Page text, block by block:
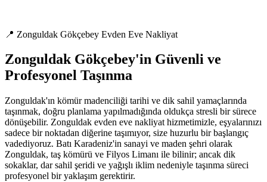
📍 Zonguldak Gökçebey Evden Eve Nakliyat
Zonguldak Gökçebey'in Güvenli ve
Profesyonel Taşınma
Zonguldak'ın kömür madenciliği tarihi ve dik sahil yamaçlarında
taşınmak, doğru planlama yapılmadığında oldukça stresli bir sürece
dönüşebilir. Zonguldak evden eve nakliyat hizmetimizle, eşyalarınızı
sadece bir noktadan diğerine taşımıyor, size huzurlu bir başlangıç
vadediyoruz. Batı Karadeniz'in sanayi ve maden şehri olarak
Zonguldak, taş kömürü ve Filyos Limanı ile bilinir; ancak dik
sokaklar, dar sahil şeridi ve yağışlı iklim nedeniyle taşınma süreci
profesyonel bir yaklaşım gerektirir.